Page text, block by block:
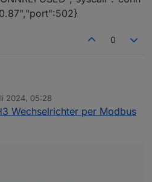
speichern und den Elfin neu
0
adapter bleibt gelb was
pin1 auf elfin A pin 2 auf Elfin B
2024, 05:28
Wechselrichter per Modbus